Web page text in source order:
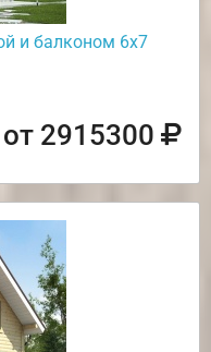
и балконом 6х7
от 2915300